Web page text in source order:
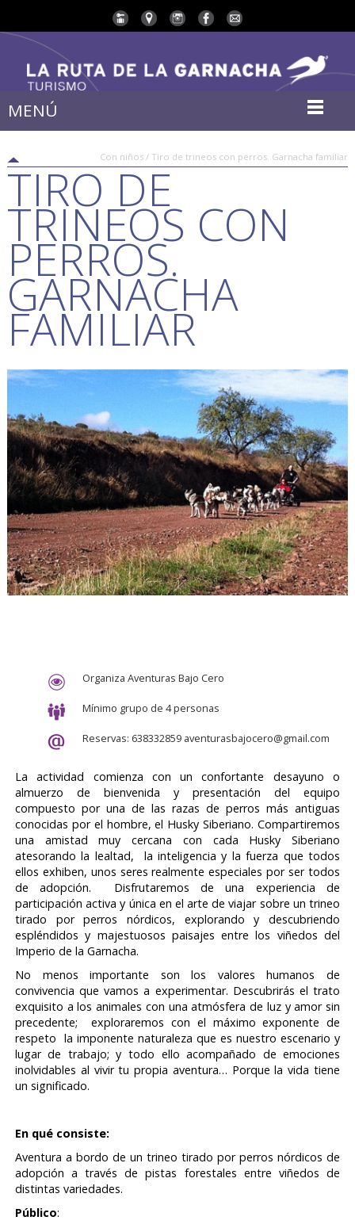
MENÚ
Con niños / Tiro de trineos con perros. Garnacha familiar
TIRO DE
TRINEOS CON
PERROS.
GARNACHA
FAMILIAR
Organiza Aventuras Bajo Cero
Mínimo grupo de 4 personas
Reservas: 638332859 aventurasbajocero@gmail.com
La actividad comienza con un confortante desayuno o
almuerzo de bienvenida y presentación del equipo
compuesto por una de las razas de perros más antiguas
conocidas por el hombre, el Husky Siberiano. Compartiremos
una amistad muy cercana con cada Husky Siberiano
atesorando la lealtad, la inteligencia y la fuerza que todos
ellos exhiben, unos seres realmente especiales por ser todos
de adopción. Disfrutaremos de una experiencia de
participación activa y única en el arte de viajar sobre un trineo
tirado por perros nórdicos, explorando y descubriendo
espléndidos y majestuosos paisajes entre los viñedos del
Imperio de la Garnacha.
No menos importante son los valores humanos de
convivencia que vamos a experimentar. Descubrirás el trato
exquisito a los animales con una atmósfera de luz y amor sin
precedente; exploraremos con el máximo exponente de
respeto la imponente naturaleza que es nuestro escenario y
lugar de trabajo; y todo ello acompañado de emociones
inolvidables al vivir tu propia aventura… Porque la vida tiene
un significado.
En qué consiste:
Aventura a bordo de un trineo tirado por perros nórdicos de
adopción a través de pistas forestales entre viñedos de
distintas variedades.
Público: